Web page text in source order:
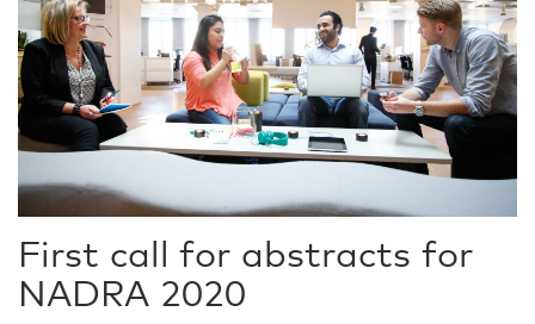
First call for abstracts for
NADRA 2020